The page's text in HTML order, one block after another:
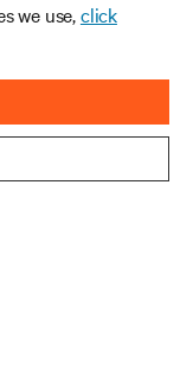
we use,click